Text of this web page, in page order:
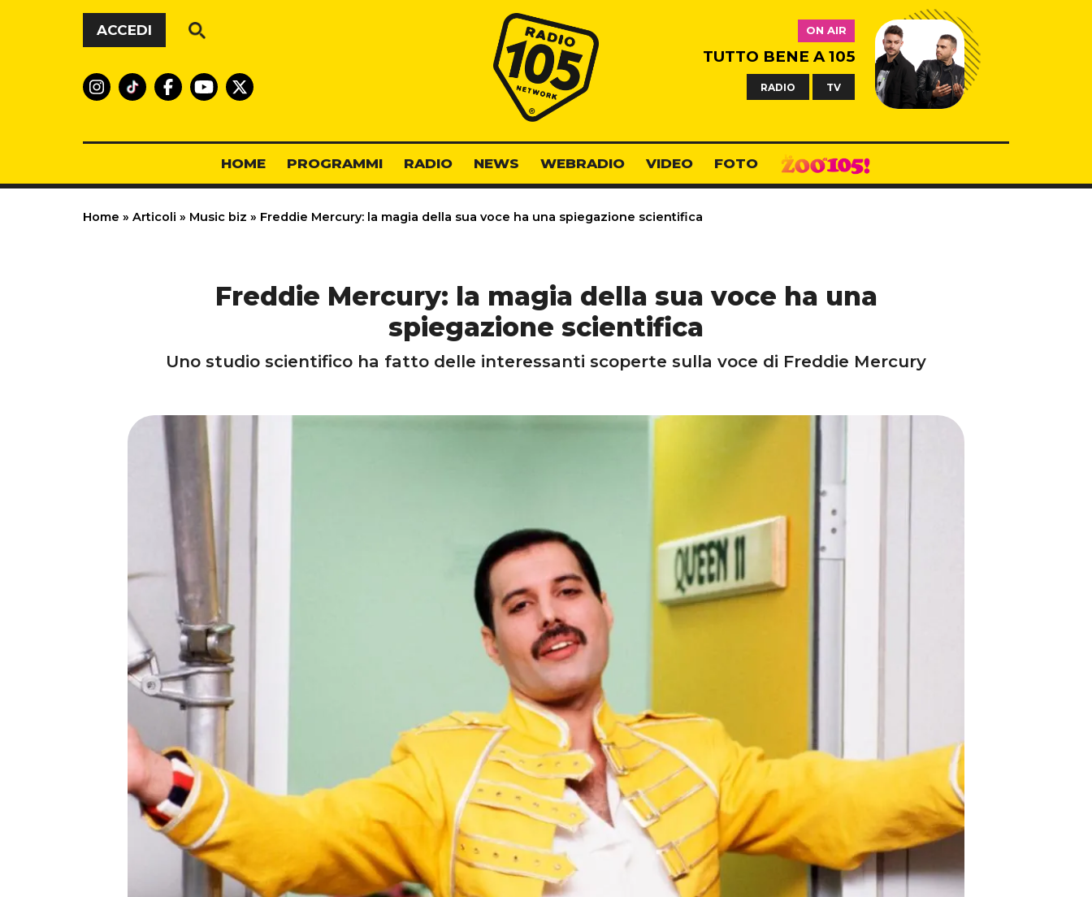
Vai al contenuto
ACCEDI
Radio 105
ON AIR
TUTTO BENE A 105
RADIO TV
HOME PROGRAMMI RADIO NEWS WEBRADIO VIDEO FOTO
Home » Articoli » Music biz » Freddie Mercury: la magia della sua voce ha una spiegazione scientifica
Freddie Mercury: la magia della sua voce ha una
spiegazione scientifica
Uno studio scientifico ha fatto delle interessanti scoperte sulla voce di Freddie Mercury